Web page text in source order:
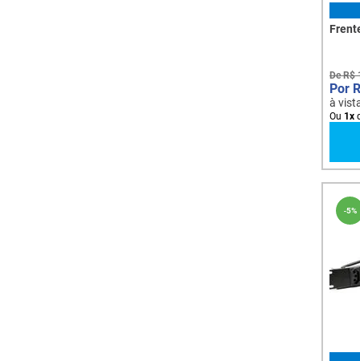
DeR$
à
Ou 1 x
-5%